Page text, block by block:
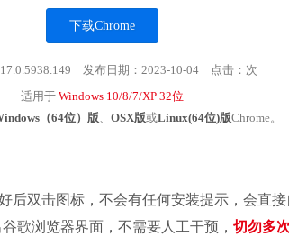
下载Chrome
发布日期：2023-10-04 点击： 次
适用于 Windows 10/8/7/XP 32位
（64位）版、 OSX版或Linux(64位)版Chrome。
后双击图标，不会有任何安装提示，会直
歌浏览器界面，不需要人工干预， 切勿多